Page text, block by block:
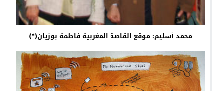
محمد أسليم: موقع القاصة المغربية فاطمة بوزيان(*)